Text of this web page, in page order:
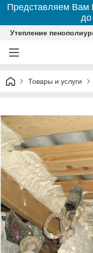
Представляем Вам
до
Утепление
Товары и услуги